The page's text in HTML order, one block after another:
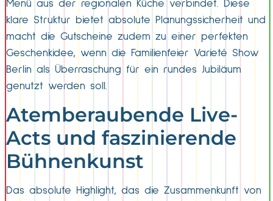
Menü aus der regionalen Küche verbindet. Diese
klare Struktur bietet absolute Planungssicherheit und
macht die Gutscheine zudem zu einer perfekten
Geschenkidee, wenn die Familienfeier Varieté Show
Berlin als Überraschung für ein rundes Jubiläum
genutzt werden soll.
Atemberaubende Live-
Acts und faszinierende
Bühnenkunst
Das absolute Highlight, das die Zusammenkunft von